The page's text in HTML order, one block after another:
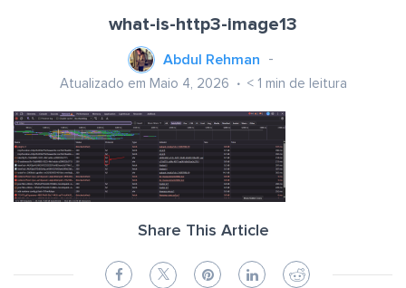
what-is-http3-image13
Abdul Rehman
Atualizado em Maio 4, 2026 < 1 min de leitura
Share This Article